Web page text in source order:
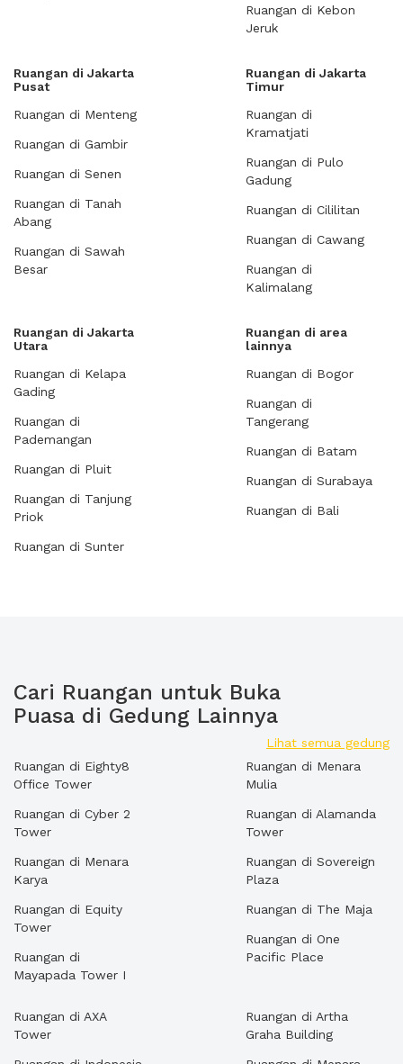
Ruangan di Kebon
Jeruk
Ruangan di Jakarta
Pusat
Ruangan di Menteng
Ruangan di Gambir
Ruangan di Senen
Ruangan di Tanah
Abang
Ruangan di Sawah
Besar
Ruangan di Jakarta
Timur
Ruangan di
Kramatjati
Ruangan di Pulo
Gadung
Ruangan di Cililitan
Ruangan di Cawang
Ruangan di
Kalimalang
Ruangan di Jakarta
Utara
Ruangan di Kelapa
Gading
Ruangan di
Pademangan
Ruangan di Pluit
Ruangan di Tanjung
Priok
Ruangan di Sunter
Ruangan di area
lainnya
Ruangan di Bogor
Ruangan di
Tangerang
Ruangan di Batam
Ruangan di Surabaya
Ruangan di Bali
Cari Ruangan untuk Buka
Puasa di Gedung Lainnya
Lihat semua gedung
Ruangan di Eighty8
Office Tower
Ruangan di Cyber 2
Tower
Ruangan di Menara
Karya
Ruangan di Equity
Tower
Ruangan di
Mayapada Tower I
Ruangan di Menara
Mulia
Ruangan di Alamanda
Tower
Ruangan di Sovereign
Plaza
Ruangan di The Maja
Ruangan di One
Pacific Place
Ruangan di AXA
Tower
Ruangan di Artha
Graha Building